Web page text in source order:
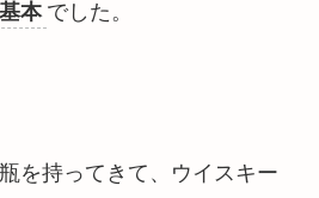
本 でした。
を持ってきて、ウイスキー